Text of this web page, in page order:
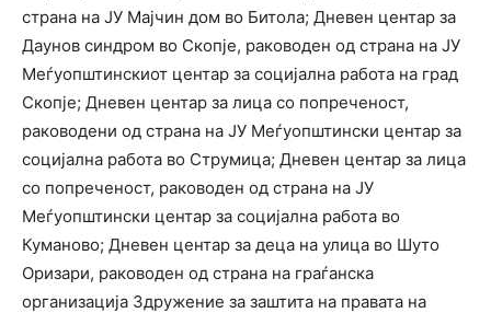
страна на ЈУ Мајчин дом во Битола; Дневен центар за
Даунов синдром во Скопје, раководен од страна на ЈУ
Меѓуопштинскиот центар за социјална работа на град
Скопје; Дневен центар за лица со попреченост,
раководени од страна на ЈУ Меѓуопштински центар за
социјална работа во Струмица; Дневен центар за лица
со попреченост, раководен од страна на ЈУ
Меѓуопштински центар за социјална работа во
Куманово; Дневен центар за деца на улица во Шуто
Оризари, раководен од страна на граѓанска
организација Здружение за заштита на правата на